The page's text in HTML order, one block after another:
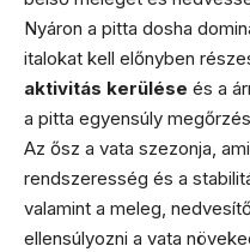
Nyáron a pitta dosha
italokat kell előnyben
aktivitás kerülése és a
a pitta egyensúly
Az ősz a vata szezonja,
rendszeresség és a
valamint a meleg,
ellensúlyozni a vata